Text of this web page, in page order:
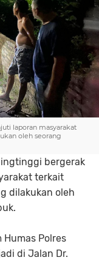
laporan masyarakat
oleh seorang
bergerak
terkait
dilakukan oleh
Polres
di Jalan Dr.